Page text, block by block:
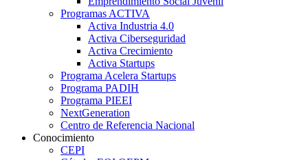
Programas ACTIVA
Activa Industria 4.0
Activa Ciberseguridad
Activa Crecimiento
Activa Startups
Programa Acelera Startups
Programa PADIH
Programa PIEEI
NextGeneration
Centro de Referencia Nacional
Conocimiento
CEPI